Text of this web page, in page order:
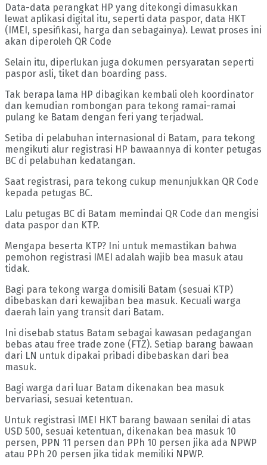
Data-data perangkat HP yang ditekongi dimasukkan
lewat aplikasi digital itu, seperti data paspor, data HKT
(IMEI, spesifikasi, harga dan sebagainya). Lewat proses ini
akan diperoleh QR Code
Selain itu, diperlukan juga dokumen persyaratan seperti
paspor asli, tiket dan boarding pass.
Tak berapa lama HP dibagikan kembali oleh koordinator
dan kemudian rombongan para tekong ramai-ramai
pulang ke Batam dengan feri yang terjadwal.
Setiba di pelabuhan internasional di Batam, para tekong
mengikuti alur registrasi HP bawaannya di konter petugas
BC di pelabuhan kedatangan.
Saat registrasi, para tekong cukup menunjukkan QR Code
kepada petugas BC.
Lalu petugas BC di Batam memindai QR Code dan mengisi
data paspor dan KTP.
Mengapa beserta KTP? Ini untuk memastikan bahwa
pemohon registrasi IMEI adalah wajib bea masuk atau
tidak.
Bagi para tekong warga domisili Batam (sesuai KTP)
dibebaskan dari kewajiban bea masuk. Kecuali warga
daerah lain yang transit dari Batam.
Ini disebab status Batam sebagai kawasan pedagangan
bebas atau free trade zone (FTZ). Setiap barang bawaan
dari LN untuk dipakai pribadi dibebaskan dari bea
masuk.
Bagi warga dari luar Batam dikenakan bea masuk
bervariasi, sesuai ketentuan.
Untuk registrasi IMEI HKT barang bawaan senilai di atas
USD 500, sesuai ketentuan, dikenakan bea masuk 10
persen, PPN 11 persen dan PPh 10 persen jika ada NPWP
atau PPh 20 persen jika tidak memiliki NPWP.